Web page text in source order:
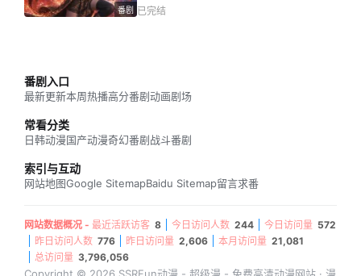
番剧 已完结
番剧入口
最新更新本周热播高分番剧动画剧场
常看分类
日韩动漫国产动漫奇幻番剧战斗番剧
索引与互动
网站地图Google SitemapBaidu Sitemap留言求番
网站数据概况 - 最近活跃访客 8 今日访问人数 244 今日访问量 572
昨日访问人数 776 昨日访问量 2,606 本月访问量 21,081
总访问量 3,796,056